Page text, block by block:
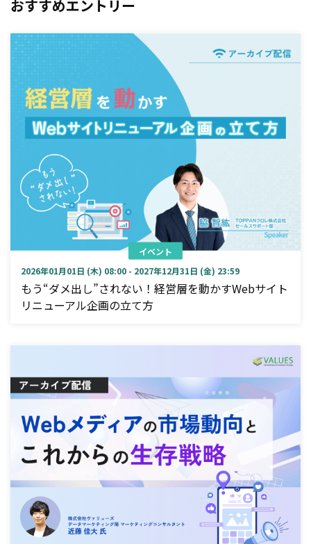
おすすめエントリー
イベント
2026年01月01日 (木) 08:00 - 2027年12月31日 (金) 23:59
もう“ダメ出し”されない！経営層を動かすWebサイト
リニューアル企画の立て方